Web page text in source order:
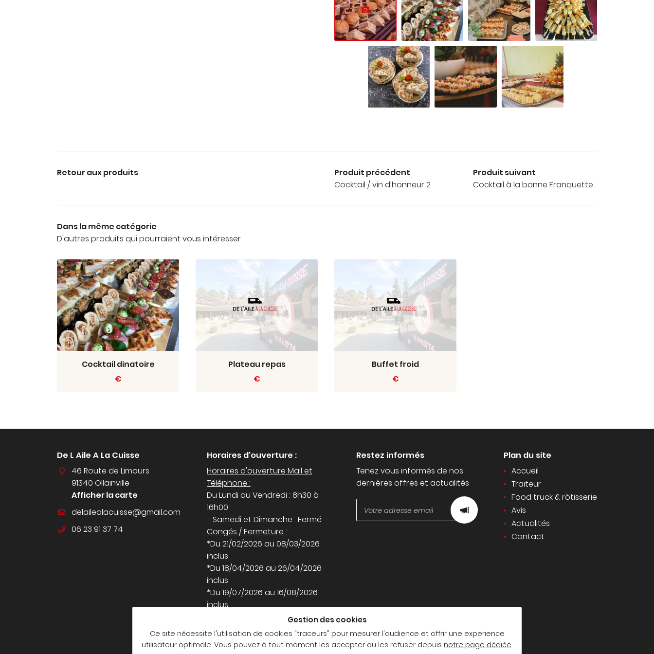
Retour aux produits
Produit précédent
Cocktail / vin d'honneur 2
Produit suivant
Cocktail à la bonne Franquette
Dans la même catégorie
D'autres produits qui pourraient vous intéresser
Cocktail dinatoire
€
Plateau repas
€
Buffet froid
€
De L Aile A La Cuisse
46 Route de Limours
91340 Ollainville
Afficher la carte
06 23 91 37 74
Horaires d'ouverture :
Horaires d'ouverture Mail et
Téléphone :
Du Lundi au Vendredi : 8h30 à
16h00
- Samedi et Dimanche : Fermé
Congés / Fermeture :
*Du 21/02/2026 au 08/03/2026
inclus
*Du 18/04/2026 au 26/04/2026
inclus
*Du 19/07/2026 au 16/08/2026
inclus
Restez informés
Tenez vous informés de nos
dernières offres et actualités
Plan du site
Accueil
Traiteur
Food truck & rôtisserie
Avis
Actualités
Contact
Gestion des cookies
Ce site nécessite l'utilisation de cookies "traceurs" pour mesurer l'audience et offrir une experience
utilisateur optimale. Vous pouvez à tout moment les accepter ou les refuser depuis notre page dédiée.